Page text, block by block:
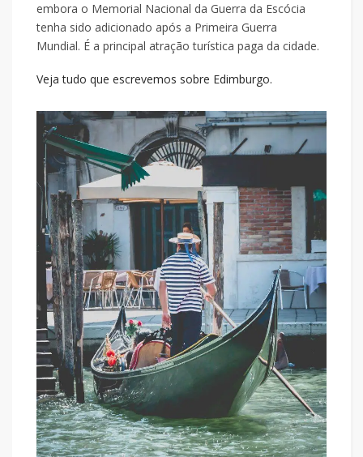
embora o Memorial Nacional da Guerra da Escócia
tenha sido adicionado após a Primeira Guerra
Mundial. É a principal atração turística paga da cidade.
Veja tudo que escrevemos sobre Edimburgo.